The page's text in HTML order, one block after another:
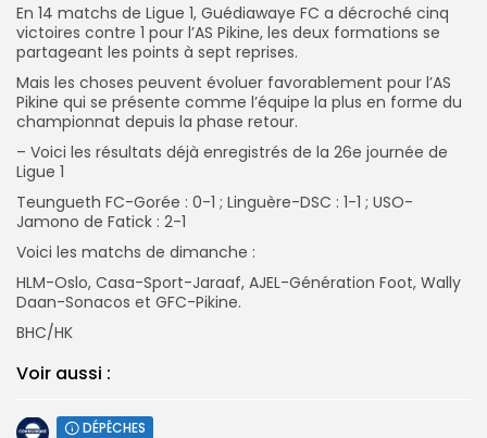
En 14 matchs de Ligue 1, Guédiawaye FC a décroché cinq
victoires contre 1 pour l’AS Pikine, les deux formations se
partageant les points à sept reprises.
Mais les choses peuvent évoluer favorablement pour l’AS
Pikine qui se présente comme l’équipe la plus en forme du
championnat depuis la phase retour.
– Voici les résultats déjà enregistrés de la 26e journée de
Ligue 1
Teungueth FC-Gorée : 0-1 ; Linguère-DSC : 1-1 ; USO-
Jamono de Fatick : 2-1
Voici les matchs de dimanche :
HLM-Oslo, Casa-Sport-Jaraaf, AJEL-Génération Foot, Wally
Daan-Sonacos et GFC-Pikine.
BHC/HK
Voir aussi :
DÉPÊCHES